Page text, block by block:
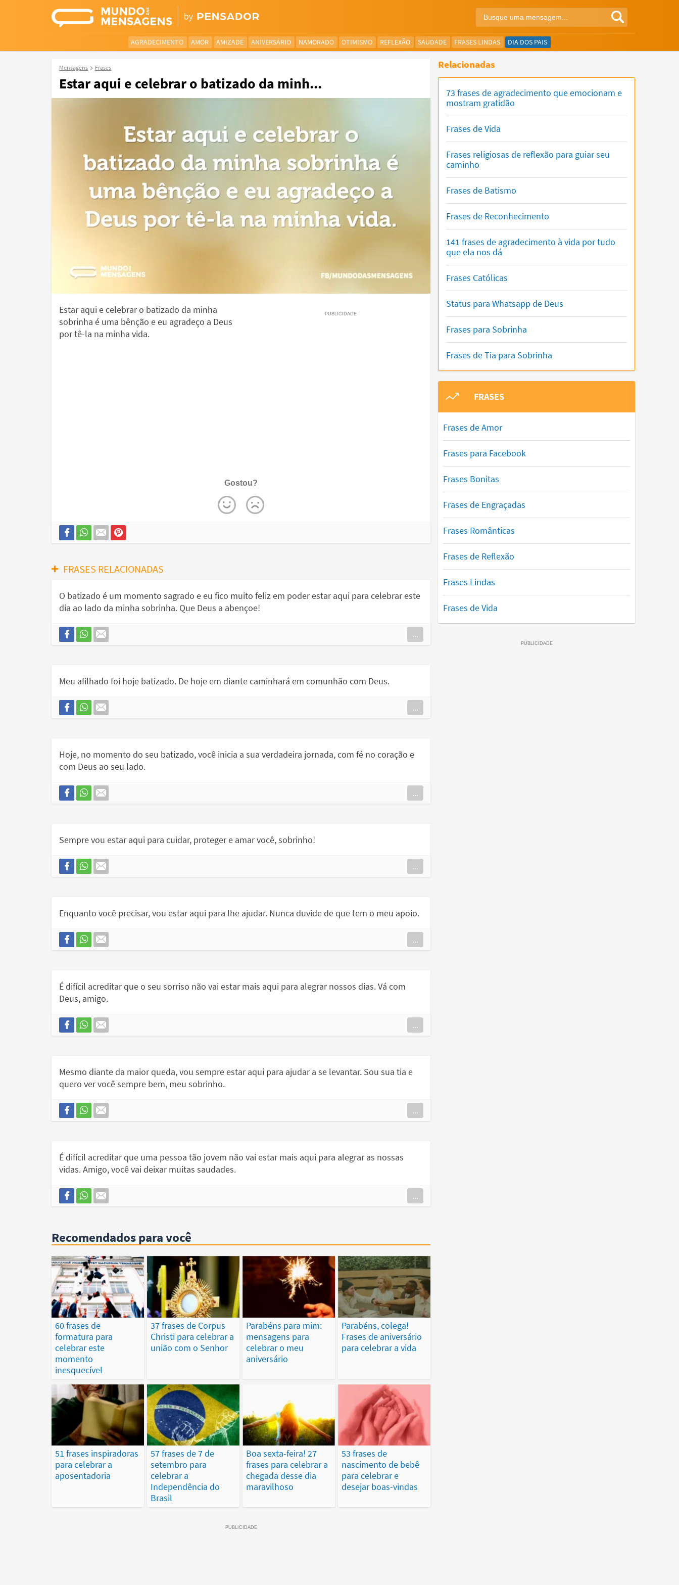
AGRADECIMENTO AMOR AMIZADE ANIVERSÁRIO NAMORADO OTIMISMO REFLEXÃO SAUDADE FRASES LINDAS DIA DOS PAIS
Mensagens Frases
Estar aqui e celebrar o batizado da minh...
Estar aqui e celebrar o batizado da minha
sobrinha é uma bênção e eu agradeço a Deus
por tê-la na minha vida.
Gostou?
FRASES RELACIONADAS
O batizado é um momento sagrado e eu fico muito feliz em poder estar aqui para celebrar este
dia ao lado da minha sobrinha. Que Deus a abençoe!
...
Meu afilhado foi hoje batizado. De hoje em diante caminhará em comunhão com Deus.
...
Hoje, no momento do seu batizado, você inicia a sua verdadeira jornada, com fé no coração e
com Deus ao seu lado.
...
Sempre vou estar aqui para cuidar, proteger e amar você, sobrinho!
...
Enquanto você precisar, vou estar aqui para lhe ajudar. Nunca duvide de que tem o meu apoio.
...
É difícil acreditar que o seu sorriso não vai estar mais aqui para alegrar nossos dias. Vá com
Deus, amigo.
...
Mesmo diante da maior queda, vou sempre estar aqui para ajudar a se levantar. Sou sua tia e
quero ver você sempre bem, meu sobrinho.
...
É difícil acreditar que uma pessoa tão jovem não vai estar mais aqui para alegrar as nossas
vidas. Amigo, você vai deixar muitas saudades.
...
Recomendados para você
60 frases de
formatura para
celebrar este
momento
inesquecível
37 frases de Corpus
Christi para celebrar a
união com o Senhor
Parabéns para mim:
mensagens para
celebrar o meu
aniversário
Parabéns, colega!
Frases de aniversário
para celebrar a vida
51 frases inspiradoras
para celebrar a
aposentadoria
57 frases de 7 de
setembro para
celebrar a
Independência do
Brasil
Boa sexta-feira! 27
frases para celebrar a
chegada desse dia
maravilhoso
53 frases de
nascimento de bebê
para celebrar e
desejar boas-vindas
Relacionadas
73 frases de agradecimento que emocionam e
mostram gratidão
Frases de Vida
Frases religiosas de reflexão para guiar seu
caminho
Frases de Batismo
Frases de Reconhecimento
141 frases de agradecimento à vida por tudo
que ela nos dá
Frases Católicas
Status para Whatsapp de Deus
Frases para Sobrinha
Frases de Tia para Sobrinha
FRASES
Frases de Amor
Frases para Facebook
Frases Bonitas
Frases de Engraçadas
Frases Românticas
Frases de Reflexão
Frases Lindas
Frases de Vida